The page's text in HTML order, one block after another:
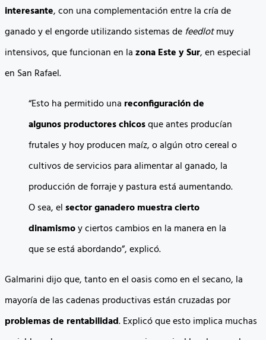
interesante, con una complementación entre la cría de
ganado y el engorde utilizando sistemas de feedlotmuy
intensivos, que funcionan en lazona Este y Sur, en especial
en San Rafael.
“Esto ha permitido una reconfiguración de
algunos productores chicosque antes producían
frutales y hoy producen maíz, o algún otro cereal o
cultivos de servicios para alimentar al ganado, la
producción de forraje y pastura está aumentando.
O sea, elsector ganadero muestra cierto
dinamismoy ciertos cambios en la manera en la
que se está abordando”, explicó.
Galmarini dijo que, tanto en el oasis como en el secano, la
mayoría de las cadenas productivas están cruzadas por
problemas de rentabilidad. Explicó que esto implica muchas